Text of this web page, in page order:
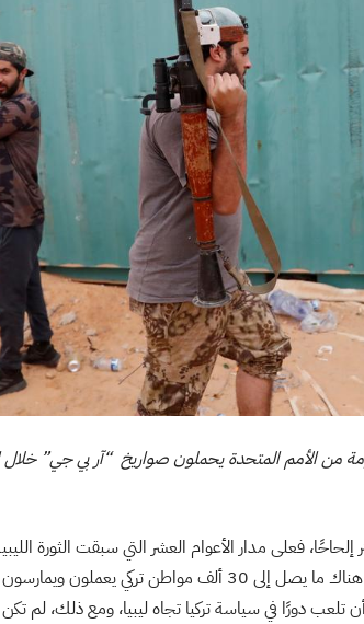
من الأمم المتحدة يحملون صواريخ “آر بي جي”
فعلى مدار الأعوام العشر التي سبقت الثورة
عقود البناء المربحة في ليبيا، وبالتالي كان هناك ما يصل إلى 30 ألف
دورًا في سياسة تركيا تجاه ليبيا، ومع ذلك، لم